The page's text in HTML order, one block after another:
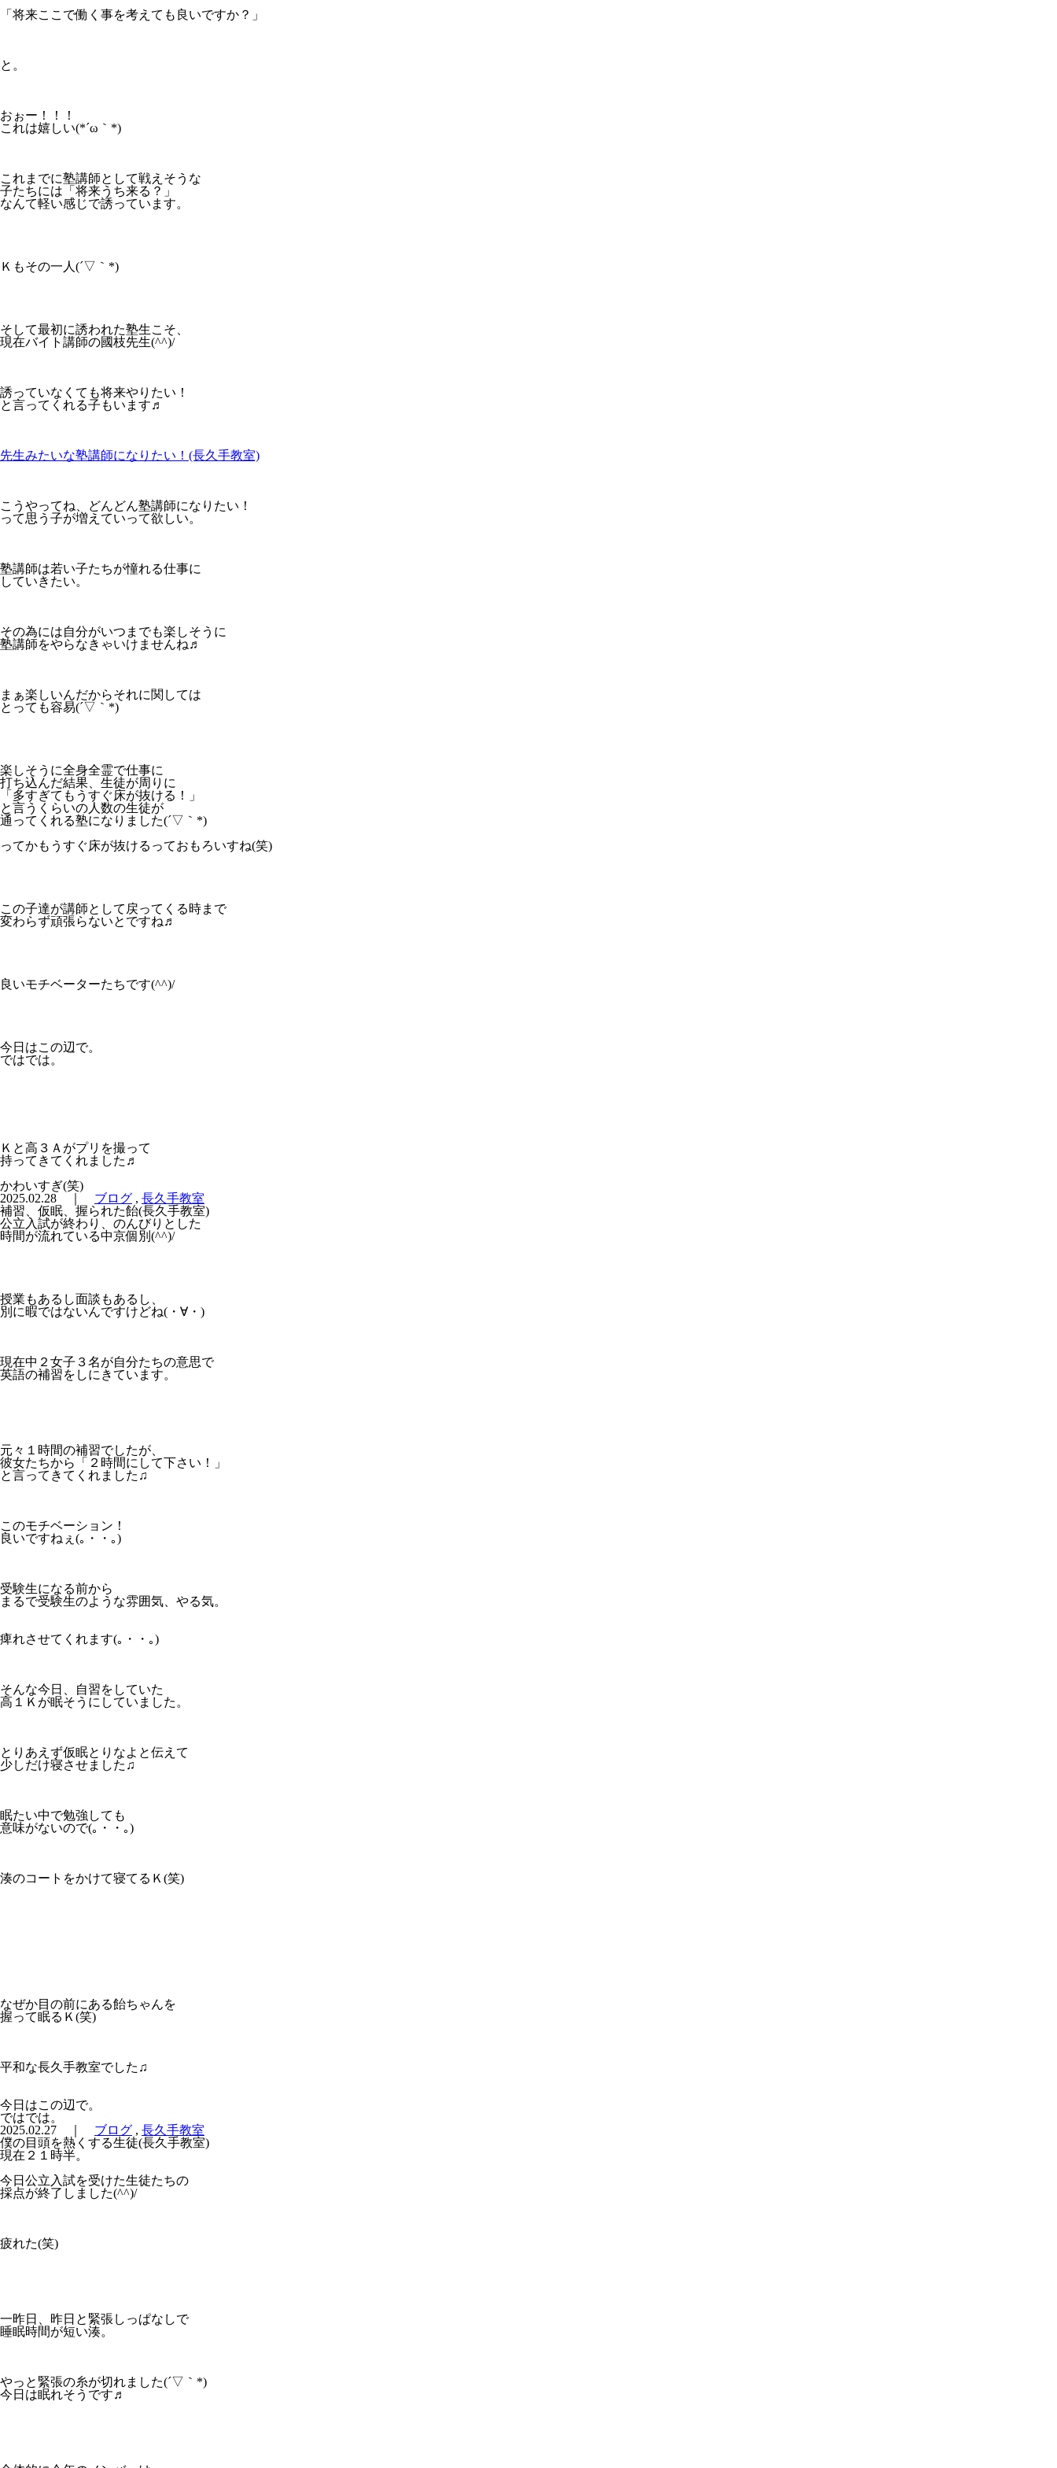
「将来ここで働く事を考えても良いですか？」
と。
おぉー！！！
これは嬉しい(*´ω｀*)
これまでに塾講師として戦えそうな
子たちには「将来うち来る？」
なんて軽い感じで誘っています。
Ｋもその一人(´▽｀*)
そして最初に誘われた塾生こそ、
現在バイト講師の國枝先生(^^)/
誘っていなくても将来やりたい！
と言ってくれる子もいます♬
先生みたいな塾講師になりたい！(長久手教室)
こうやってね、どんどん塾講師になりたい！
って思う子が増えていって欲しい。
塾講師は若い子たちが憧れる仕事に
していきたい。
その為には自分がいつまでも楽しそうに
塾講師をやらなきゃいけませんね♬
まぁ楽しいんだからそれに関しては
とっても容易(´▽｀*)
楽しそうに全身全霊で仕事に
打ち込んだ結果、生徒が周りに
「多すぎてもうすぐ床が抜ける！」
と言うくらいの人数の生徒が
通ってくれる塾になりました(´▽｀*)
ってかもうすぐ床が抜けるっておもろいすね(笑)
この子達が講師として戻ってくる時まで
変わらず頑張らないとですね♬
良いモチベーターたちです(^^)/
今日はこの辺で。
ではでは。
Ｋと高３Ａがプリを撮って
持ってきてくれました♬
かわいすぎ(笑)
2025.02.28 ｜ ブログ , 長久手教室
補習、仮眠、握られた飴(長久手教室)
公立入試が終わり、のんびりとした
時間が流れている中京個別(^^)/
授業もあるし面談もあるし、
別に暇ではないんですけどね(・∀・)
現在中２女子３名が自分たちの意思で
英語の補習をしにきています。
元々１時間の補習でしたが、
彼女たちから「２時間にして下さい！」
と言ってきてくれました♫
このモチベーション！
良いですねぇ(｡・・｡)
受験生になる前から
まるで受験生のような雰囲気、やる気。
痺れさせてくれます(｡・・｡)
そんな今日、自習をしていた
高１Ｋが眠そうにしていました。
とりあえず仮眠とりなよと伝えて
少しだけ寝させました♫
眠たい中で勉強しても
意味がないので(｡・・｡)
湊のコートをかけて寝てるＫ(笑)
なぜか目の前にある飴ちゃんを
握って眠るＫ(笑)
平和な長久手教室でした♫
今日はこの辺で。
ではでは。
2025.02.27 ｜ ブログ , 長久手教室
僕の目頭を熱くする生徒(長久手教室)
現在２１時半。
今日公立入試を受けた生徒たちの
採点が終了しました(^^)/
疲れた(笑)
一昨日、昨日と緊張しっぱなしで
睡眠時間が短い湊。
やっと緊張の糸が切れました(´▽｀*)
今日は眠れそうです♬